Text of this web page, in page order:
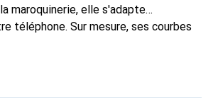
maroquinerie, elle s'adapte
téléphone. Sur mesure, ses courbes
chic et indispensable pour votre
la marque Noreve est un choix